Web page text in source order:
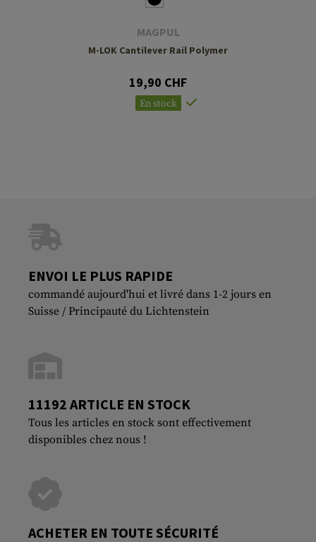
MAGPUL
M-LOK Cantilever Rail Polymer
19,90 CHF
En stock
ENVOI LE PLUS RAPIDE
commandé aujourd'hui et livré dans 1-2 jours en
Suisse / Principauté du Lichtenstein
11192 ARTICLE EN STOCK
Tous les articles en stock sont effectivement
disponibles chez nous !
ACHETER EN TOUTE SÉCURITÉ